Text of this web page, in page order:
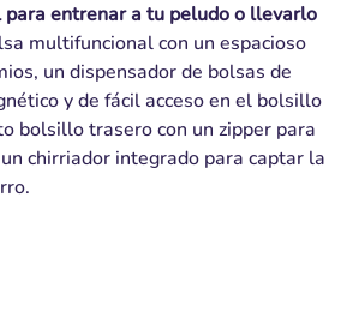
para entrenar a tu peludo o llevarlo
multifuncional con un espacioso
un dispensador de bolsas de
y de fácil acceso en el bolsillo
bolsillo trasero con un zipper para
chirriador integrado para captar la